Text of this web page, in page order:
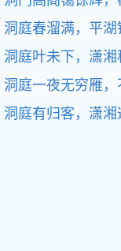
洞庭春溜满，平湖
洞庭叶未下，潇湘
洞庭一夜无穷雁，
洞庭有归客，潇湘